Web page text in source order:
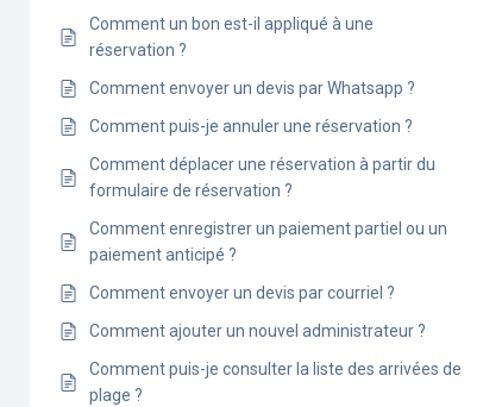
Comment un bon est-il appliqué à une
réservation ?
Comment envoyer un devis par Whatsapp ?
Comment puis-je annuler une réservation ?
Comment déplacer une réservation à partir du
formulaire de réservation ?
Comment enregistrer un paiement partiel ou un
paiement anticipé ?
Comment envoyer un devis par courriel ?
Comment ajouter un nouvel administrateur ?
Comment puis-je consulter la liste des arrivées de
plage ?